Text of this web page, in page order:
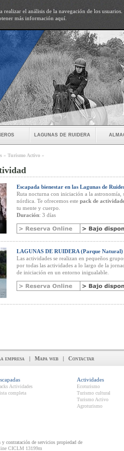
el análisis de la navegación de los
más información aquí
lagunas de ruidera
» Turismo Activo »
Escapada bienestar en las Lagunas de
Ruta nocturna con iniciación a la
nórdica. Te ofrecemos este pack de
tu mente y cuerpo.
Duración: 3 días
LAGUNAS DE RUIDERA (Parque
Las actividades se realizan en pequeños
por todas las actividades a lo largo de la
de iniciación en un entorno inigualable.
empresa | Mapa web | Contactar
Actividades
completa
Actividades
Ecoturismo
Turismo cultural
Turismo Activo
Agroturismo
contratación de servicios propiedad de
CICLM 13199m